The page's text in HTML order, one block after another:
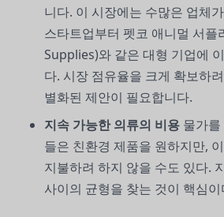
니다. 이 시장에는 수많은 업체
스타트업부터 펫코 애니멀 서
Supplies)와 같은 대형 기업에
다. 시장 점유율을 크게 확보하
별화된 제안이 필요합니다.
지속 가능한 의류의 비용 물가
들은 친환경 제품을 원하지만,
지불하려 하지 않을 수도 있다.
사이의 균형을 찾는 것이 핵심이